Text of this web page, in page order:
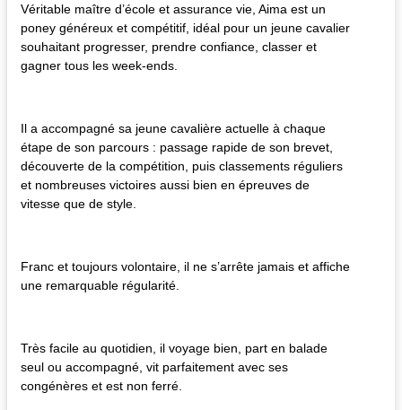
Véritable maître d’école et assurance vie, Aima est un
poney généreux et compétitif, idéal pour un jeune cavalier
souhaitant progresser, prendre confiance, classer et
gagner tous les week-ends.
Il a accompagné sa jeune cavalière actuelle à chaque
étape de son parcours : passage rapide de son brevet,
découverte de la compétition, puis classements réguliers
et nombreuses victoires aussi bien en épreuves de
vitesse que de style.
Franc et toujours volontaire, il ne s’arrête jamais et affiche
une remarquable régularité.
Très facile au quotidien, il voyage bien, part en balade
seul ou accompagné, vit parfaitement avec ses
congénères et est non ferré.